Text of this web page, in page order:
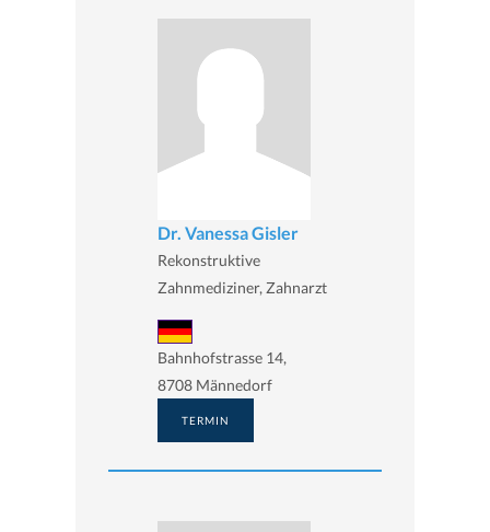
Dr. Vanessa Gisler
Rekonstruktive
Zahnmediziner, Zahnarzt
Bahnhofstrasse 14,
8708 Männedorf
TERMIN